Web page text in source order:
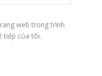
web trong trình
tiếp của tôi.